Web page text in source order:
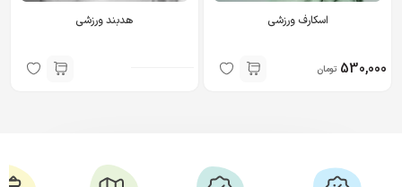
اسکارف ورزشی
530,000 تومان
هدبند ورزشی